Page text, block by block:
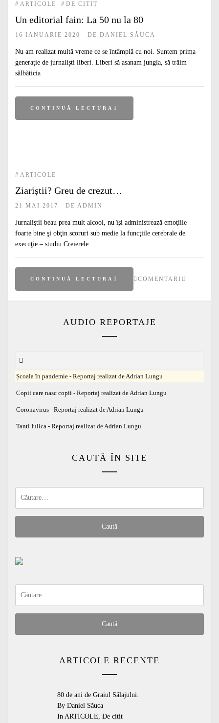
# ARTICOLE # DE CITIT
Un editorial fain: La 50 nu la 80
16 IANUARIE 2020 DE DANIEL SĂUCA
Nu am realizat multă vreme ce se întâmplă cu noi. Suntem prima
generație de jurnaliști liberi. Liberi să asanam jungla, să trăim
sălbăticia
CONTINUĂ LECTURA
# ARTICOLE
Ziariștii? Greu de crezut…
21 MAI 2017 DE ADMIN
Jurnaliştii beau prea mult alcool, nu îşi administrează emoţiile
foarte bine şi obţin scoruri sub medie la funcţiile cerebrale de
execuţie – studiu Creierele
CONTINUĂ LECTURA COMENTARIU
AUDIO REPORTAJE
Școala în pandemie - Reportaj realizat de Adrian Lungu
Copii care nasc copii - Reportaj realizat de Adrian Lungu
Coronavirus - Reportaj realizat de Adrian Lungu
Tanti Iulica - Reportaj realizat de Adrian Lungu
CAUTĂ ÎN SITE
ARTICOLE RECENTE
80 de ani de Graiul Sălajului.
By Daniel Săuca
In ARTICOLE, De citit